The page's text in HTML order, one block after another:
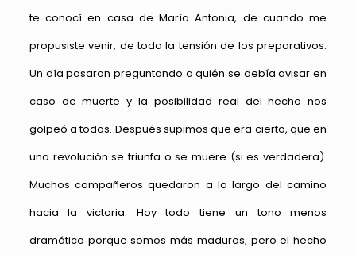
te conocí en casa de María Antonia, de cuando me
propusiste venir, de toda la tensión de los preparativos.
Un día pasaron preguntando a quién se debía avisar en
caso de muerte y la posibilidad real del hecho nos
golpeó a todos. Después supimos que era cierto, que en
una revolución se triunfa o se muere (si es verdadera).
Muchos compañeros quedaron a lo largo del camino
hacia la victoria. Hoy todo tiene un tono menos
dramático porque somos más maduros, pero el hecho